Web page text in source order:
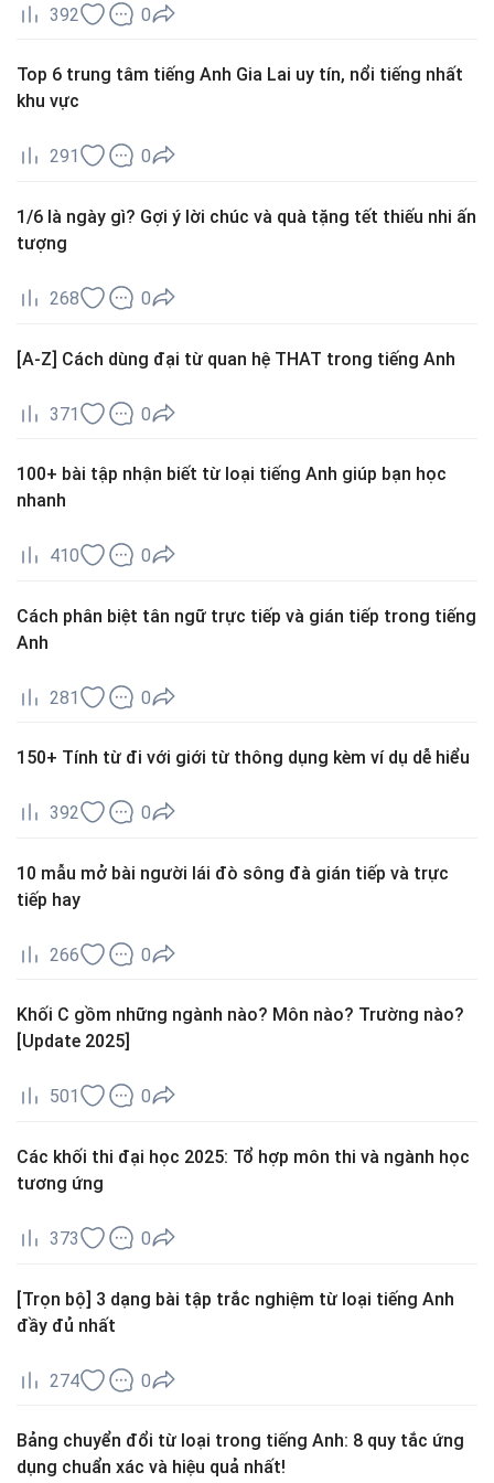
392 0
Top 6 trung tâm tiếng Anh Gia Lai uy tín, nổi tiếng nhất
khu vực
291 0
1/6 là ngày gì? Gợi ý lời chúc và quà tặng tết thiếu nhi ấn
tượng
268 0
[A-Z] Cách dùng đại từ quan hệ THAT trong tiếng Anh
371 0
100+ bài tập nhận biết từ loại tiếng Anh giúp bạn học
nhanh
410 0
Cách phân biệt tân ngữ trực tiếp và gián tiếp trong tiếng
Anh
281 0
150+ Tính từ đi với giới từ thông dụng kèm ví dụ dễ hiểu
392 0
10 mẫu mở bài người lái đò sông đà gián tiếp và trực
tiếp hay
266 0
Khối C gồm những ngành nào? Môn nào? Trường nào?
[Update 2025]
501 0
Các khối thi đại học 2025: Tổ hợp môn thi và ngành học
tương ứng
373 0
[Trọn bộ] 3 dạng bài tập trắc nghiệm từ loại tiếng Anh
đầy đủ nhất
274 0
Bảng chuyển đổi từ loại trong tiếng Anh: 8 quy tắc ứng
dụng chuẩn xác và hiệu quả nhất!